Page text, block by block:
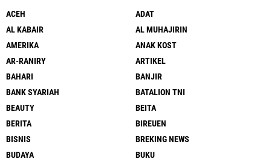
ACEH
ADAT
AL KABAIR
AL MUHAJIRIN
AMERIKA
ANAK KOST
AR-RANIRY
ARTIKEL
BAHARI
BANJIR
BANK SYARIAH
BATALION TNI
BEAUTY
BEITA
BERITA
BIREUEN
BISNIS
BREKING NEWS
BUDAYA
BUKU